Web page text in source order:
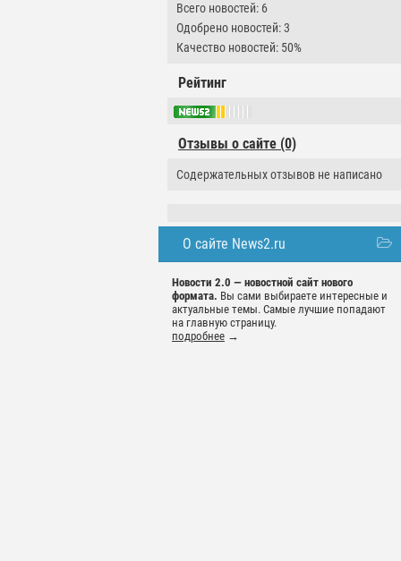
Всего новостей: 6
Одобрено новостей: 3
Качество новостей: 50%
Рейтинг
Отзывы о сайте (0)
Содержательных отзывов не написано
О сайте News2.ru
Новости 2.0 — новостной сайт нового
формата. Вы сами выбираете интересные и
актуальные темы. Самые лучшие попадают
на главную страницу.
подробнее →